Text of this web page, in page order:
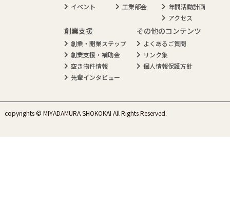
イベント
工業部会
年間活動計画
アクセス
創業支援
創業・開業ステップ
創業支援・補助金
空き物件情報
先輩インタビュー
その他のコンテンツ
よくあるご質問
リンク集
個人情報保護方針
copyrights © MIYADAMURA SHOKOKAI All Rights Reserved.